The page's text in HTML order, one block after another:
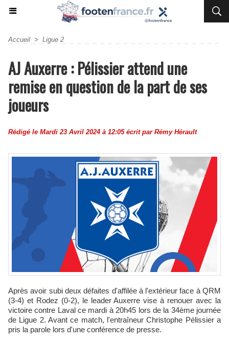
Accueil > Ligue 2
AJ Auxerre : Pélissier attend une
remise en question de la part de ses
joueurs
Rédigé le Mardi 23 Avril 2024 à 12:05 écrit par Rémy Hérault
Après avoir subi deux défaites d'affilée à l'extérieur face à QRM
(3-4) et Rodez (0-2), le leader Auxerre vise à renouer avec la
victoire contre Laval ce mardi à 20h45 lors de la 34ème journée
de Ligue 2. Avant ce match, l'entraîneur Christophe Pélissier a
pris la parole lors d'une conférence de presse.